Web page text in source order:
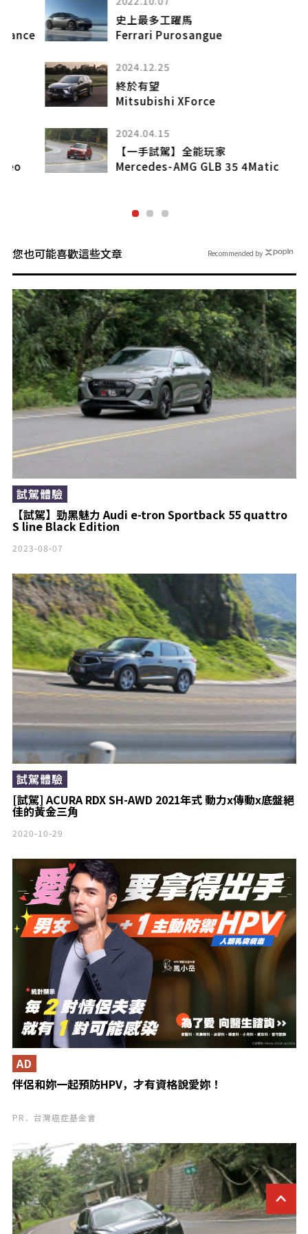
史上最多工躍馬
Ferrari Purosangue
2024.12.25
終於有望
Mitsubishi XForce
2024.04.15
【一手試駕】全能玩家
Mercedes-AMG GLB 35 4Matic
您也可能喜歡這些文章
【試駕】勁黑魅力 Audi e-tron Sportback 55 quattro
S line Black Edition
試駕體驗
2023-08-07
[試駕] ACURA RDX SH-AWD 2021年式 動力x傳動x底盤絕
佳的黃金三角
試駕體驗
2020-10-29
伴侶和妳一起預防HPV，才有資格說愛妳！
AD
PR．台灣癌症基金會
Recommended by